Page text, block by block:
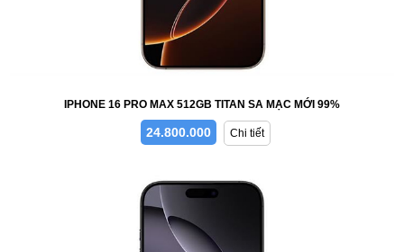
IPHONE 16 PRO MAX 512GB TITAN SA MẠC MỚI 99%
24.800.000 Chi tiết